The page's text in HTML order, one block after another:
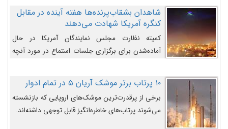
شاهدان بشقاب‌پرنده‌ها هفته آینده در مقابل
کنگره آمریکا شهادت می‌دهند
کمیته نظارت مجلس نمایندگان آمریکا در حال
آماده‌شدن برای برگزاری جلسات استماع در مورد آنچه
می‌دانند، است و قرار است افشاگران یوفوها هفته آینده
در مقابل آنها شهادت دهند.۱۰ پرتاب برتر موشک آریان ۵ در تمام ادوار
برخی از پرقدرت‌ترین موشک‌های اروپایی که بازنشسته
می‌شوند پرتاب‌های خاطره‌انگیز قابل توجهی داشته‌اند.